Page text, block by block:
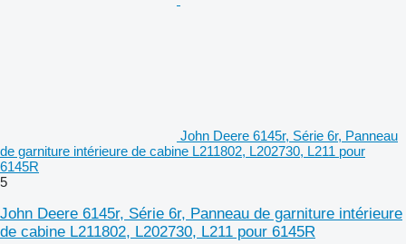
John Deere 6145r, Série 6r, Panneau
de garniture intérieure de cabine L211802, L202730, L211 pour
6145R
5
John Deere 6145r, Série 6r, Panneau de garniture intérieure
de cabine L211802, L202730, L211 pour 6145R